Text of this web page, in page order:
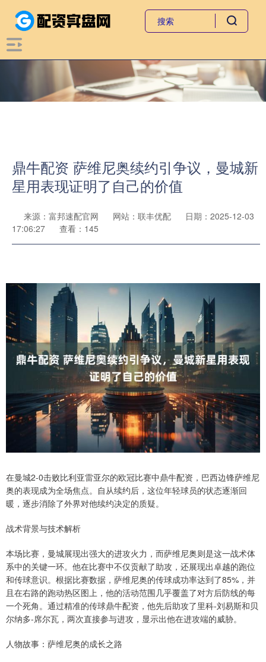
鼎牛配资 萨维尼奥续约引争议，曼城新
星用表现证明了自己的价值
来源：富邦速配官网 网站：联丰优配
日期：2025-12-03
17:06:27
查看：145
在曼城2-0击败比利亚雷亚尔的欧冠比赛中鼎牛配资，巴西边锋萨维尼
奥的表现成为全场焦点。自从续约后，这位年轻球员的状态逐渐回
暖，逐步消除了外界对他续约决定的质疑。
战术背景与技术解析
本场比赛，曼城展现出强大的进攻火力，而萨维尼奥则是这一战术体
系中的关键一环。他在比赛中不仅贡献了助攻，还展现出卓越的跑位
和传球意识。根据比赛数据，萨维尼奥的传球成功率达到了85%，并
且在右路的跑动热区图上，他的活动范围几乎覆盖了对方后防线的每
一个死角。通过精准的传球鼎牛配资，他先后助攻了里科-刘易斯和贝
尔纳多-席尔瓦，两次直接参与进攻，显示出他在进攻端的威胁。
人物故事：萨维尼奥的成长之路